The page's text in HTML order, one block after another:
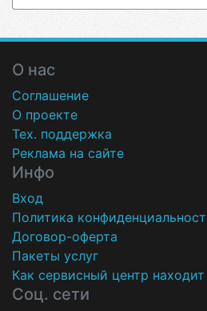
О нас
Соглашение
О проекте
Тех. поддержка
Реклама на сайте
Инфо
Вход
Политика
Договор-оферта
Пакеты услуг
Как сервисный центр находит
Соц. сети